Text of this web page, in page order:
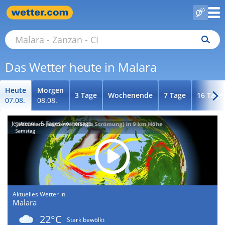
Das Wetter heute in Malara
Heute
07.08.
Morgen
08.08.
3 Tage Wochenende 7 Tage 16 Tage
Jetstream - 5-Tages-Vorhersage
Aktuelles Wetter in
Malara
22°C
Stark bewölkt